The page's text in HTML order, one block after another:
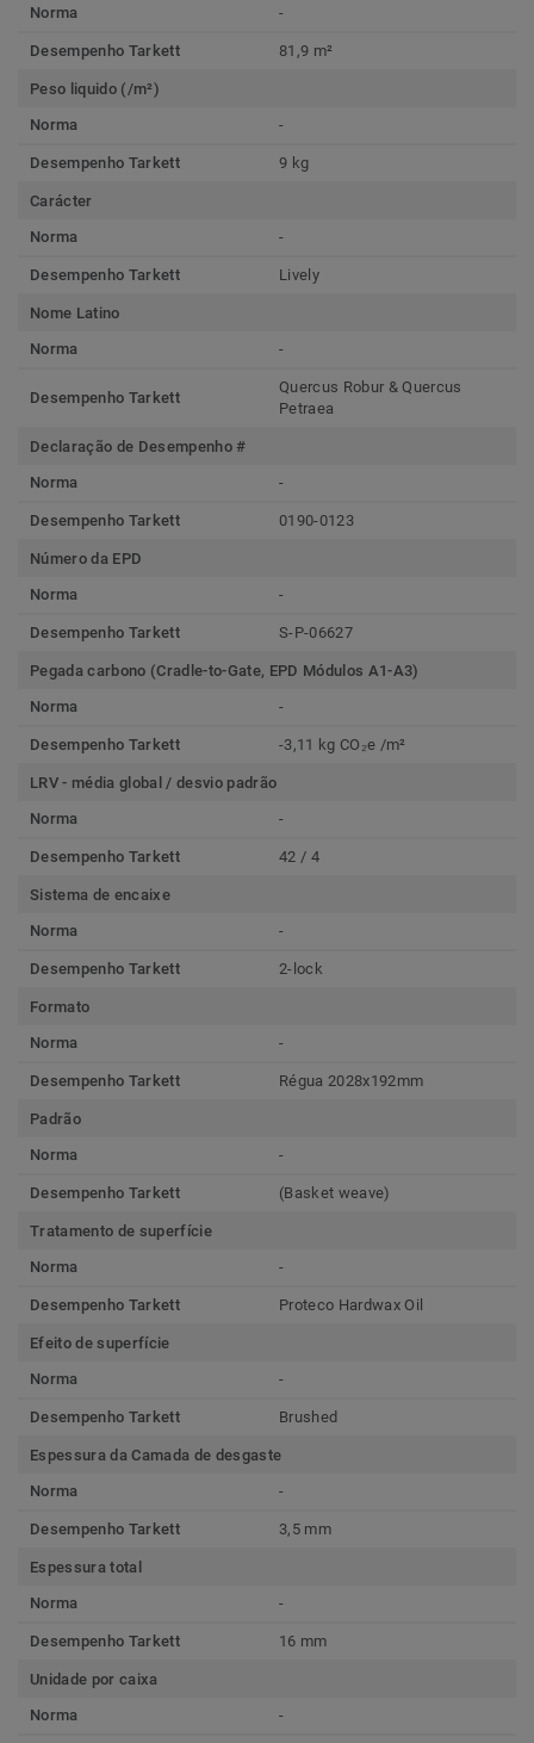
Norma -
Desempenho Tarkett 81,9 m²
Peso liquido (/m²)
Norma
-
Desempenho Tarkett 9 kg
Carácter
Norma
-
Desempenho Tarkett Lively
Nome Latino
Norma
-
Desempenho Tarkett
Quercus Robur & Quercus
Petraea
Declaração de Desempenho #
Norma
-
Desempenho Tarkett 0190-0123
Número da EPD
Norma
-
Desempenho Tarkett S-P-06627
Pegada carbono (Cradle-to-Gate, EPD Módulos A1-A3)
Norma
-
Desempenho Tarkett -3,11 kg CO₂e /m²
LRV - média global / desvio padrão
Norma
-
Desempenho Tarkett 42 / 4
Sistema de encaixe
Norma
-
Desempenho Tarkett 2-lock
Formato
Norma
-
Desempenho Tarkett Régua 2028x192mm
Padrão
Norma
-
Desempenho Tarkett (Basket weave)
Tratamento de superfície
Norma
-
Desempenho Tarkett Proteco Hardwax Oil
Efeito de superfície
Norma
-
Desempenho Tarkett Brushed
Espessura da Camada de desgaste
Norma
-
Desempenho Tarkett 3,5 mm
Espessura total
Norma
-
Desempenho Tarkett 16 mm
Unidade por caixa
Norma
-